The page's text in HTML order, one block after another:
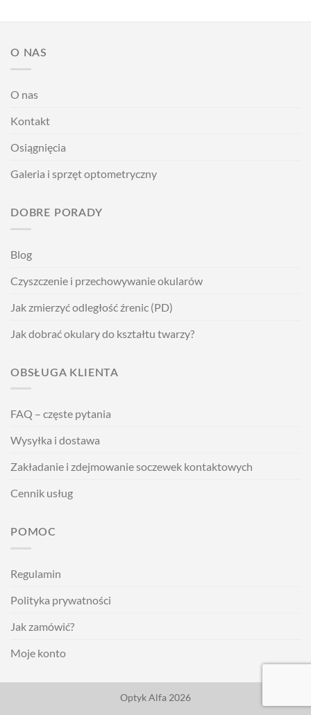
O NAS
O nas
Kontakt
Osiągnięcia
Galeria i sprzęt optometryczny
DOBRE PORADY
Blog
Czyszczenie i przechowywanie okularów
Jak zmierzyć odległość źrenic (PD)
Jak dobrać okulary do kształtu twarzy?
OBSŁUGA KLIENTA
FAQ – częste pytania
Wysyłka i dostawa
Zakładanie i zdejmowanie soczewek kontaktowych
Cennik usług
POMOC
Regulamin
Polityka prywatności
Jak zamówić?
Moje konto
Optyk Alfa 2026